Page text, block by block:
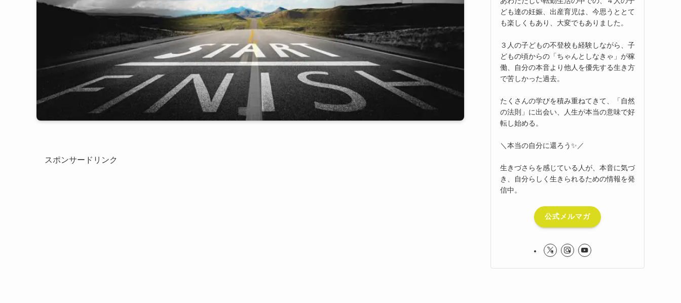
スポンサードリンク
ども達の妊娠、出産育児は、今思うととて
も楽しくもあり、大変でもありました。
３人の子どもの不登校も経験しながら、子
どもの頃からの「ちゃんとしなきゃ」が稼
働、自分の本音より他人を優先する生き方
で苦しかった過去。
たくさんの学びを積み重ねてきて、「自然
の法則」に出会い、人生が本当の意味で好
転し始める。
＼本当の自分に還ろう✨／
生きづさらを感じている人が、本音に気づ
き、自分らしく生きられるための情報を発
信中。
公式メルマガ